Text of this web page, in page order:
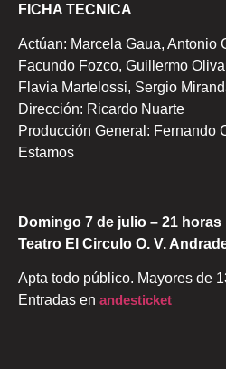
FICHA TECNICA
Actúan: Marcela Gaua, Antonio
Facundo Fozco, Guillermo
Flavia Martelossi, Sergio
Dirección: Ricardo Nuarte
Producción General: Fernando
Estamos
Domingo 7 de julio – 21 horas
Teatro El Circulo O. V.
Apta todo público. Mayores de
Entradas en andesticket